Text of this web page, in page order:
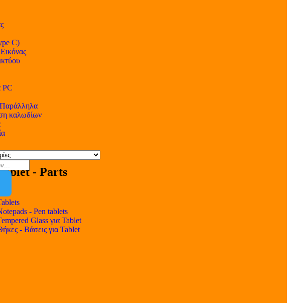
C)
PC
Παράλληλα
καλωδίων
- Parts
- Pen tablets
Glass για Tablet
- Βάσεις για Tablet